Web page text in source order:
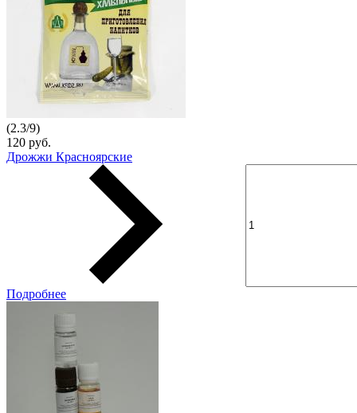
(2.3/9)
120 руб.
Дрожжи Красноярские
Подробнее